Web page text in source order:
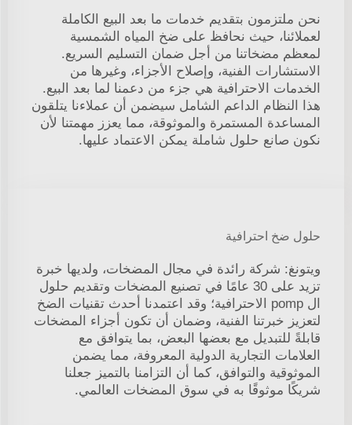
نحن ملتزمون بتقديم خدمات ما بعد البيع الكاملة
لعملائنا، حيث نحافظ على ضخ المياه الشمسية
لمعظم مضخاتنا من أجل ضمان التسليم السريع.
الاستشارات الفنية، وإصلاح الأجزاء، وغيرها من
الخدمات الاحترافية هي جزء من دعمنا لما بعد البيع.
هذا النظام الداعم الشامل سيضمن أن عملاءنا يتلقون
المساعدة المستمرة والموثوقة، مما يعزز مهمتنا لأن
نكون صانع حلول شاملة يمكن الاعتماد عليها.
حلول ضخ احترافية
ويتونغ: شركة رائدة في مجال المضخات، ولديها خبرة
تزيد على 30 عامًا في تصنيع المضخات وتقديم حلول
ال pomp الاحترافية؛ وقد اعتمدنا أحدث تقنيات الضخ
لتعزيز خبرتنا الفنية، وضمان أن تكون أجزاء المضخات
قابلةً للتبديل مع بعضها البعض، بما يتوافق مع
العلامات التجارية الدولية المعروفة، مما يضمن
الموثوقية والتوافق، كما أن التزامنا بالتميز جعلنا
شريكًا موثوقًا به في سوق المضخات العالمي.